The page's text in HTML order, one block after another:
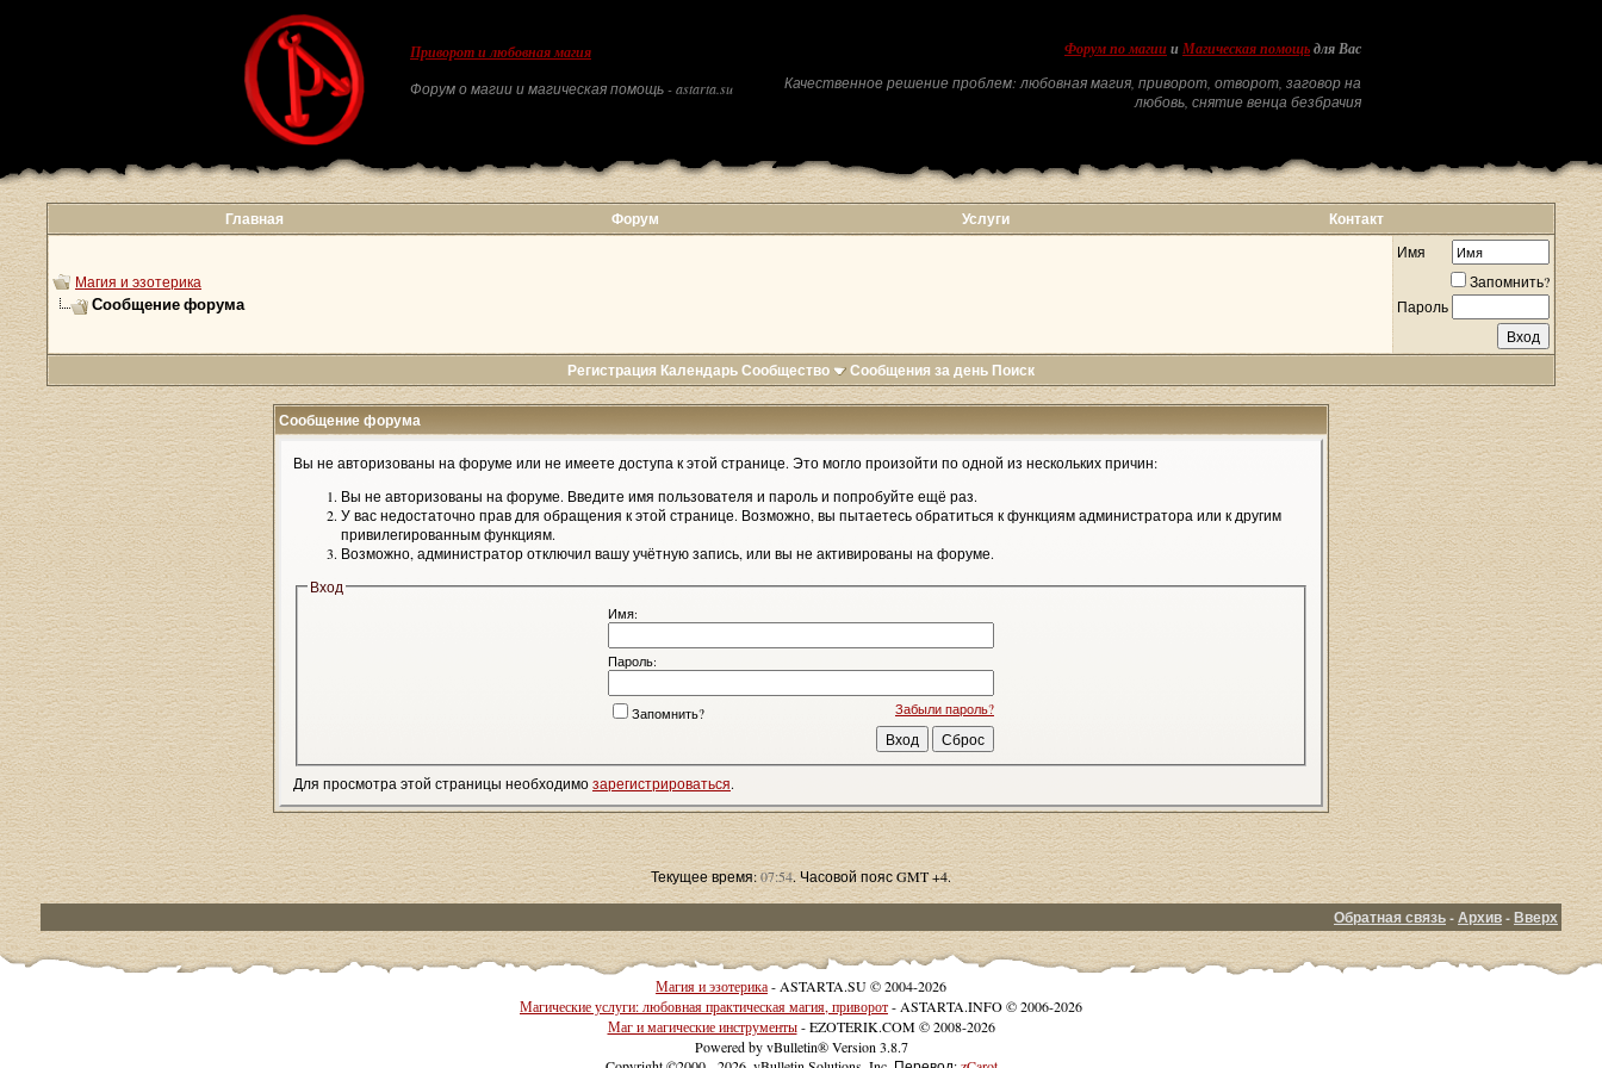
Приворот и любовная магия
Форум о магии и магическая помощь - astarta.su
Форум по магии и Магическая помощь для Вас
Качественное решение проблем: любовная магия, приворот, отворот, заговор на
любовь, снятие венца безбрачия
Главная Форум Услуги Контакт
Магия и эзотерика
Сообщение форума
Имя
Запомнить?
Пароль
Регистрация КалендарьСообщество Сообщения за день Поиск
Сообщение форума
Вы не авторизованы на форуме или не имеете доступа к этой странице. Это могло произойти по одной из нескольких причин:
Вы не авторизованы на форуме. Введите имя пользователя и пароль и попробуйте ещё раз.
У вас недостаточно прав для обращения к этой странице. Возможно, вы пытаетесь обратиться к функциям администратора или к другим
привилегированным функциям.
Возможно, администратор отключил вашу учётную запись, или вы не активированы на форуме.
Вход
Имя:
Пароль:
Забыли пароль?
Запомнить?
Для просмотра этой страницы необходимозарегистрироваться.
Текущее время:07:54. Часовой пояс GMT +4.
Обратная связь-Архив-Вверх
Магия и эзотерика- ASTARTA.SU © 2004-2026
Магические услуги: любовная практическая магия, приворот- ASTARTA.INFO © 2006-2026
Маг и магические инструменты- EZOTERIK.COM © 2008-2026
Powered by vBulletin® Version 3.8.7